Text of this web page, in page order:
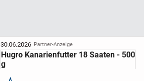
30.06.2026 Partner-Anzeige
Hugro Kanarienfutter 18 Saaten - 500
g